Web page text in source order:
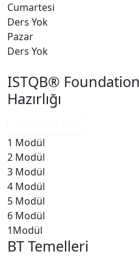
Cumartesi
Ders Yok
Pazar
Ders Yok
ISTQB®
Hazırlığı
1 Modül
2 Modül
3 Modül
4 Modül
5 Modül
6 Modül
1Modül
BT Temelleri